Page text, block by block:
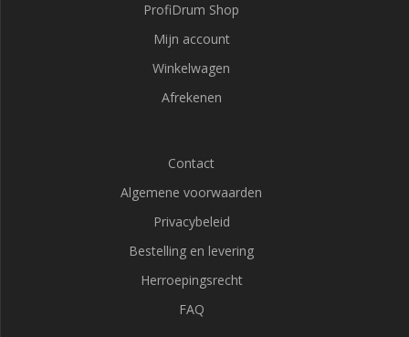
ProfiDrum Shop
Mijn account
Winkelwagen
Afrekenen
Contact
Algemene voorwaarden
Privacybeleid
Bestelling en levering
Herroepingsrecht
FAQ